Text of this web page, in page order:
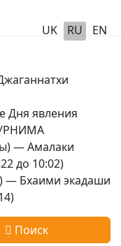
UK RU EN
Дня явления
— Амалаки
до 10:02)
— Бхаими экадаши
Поиск